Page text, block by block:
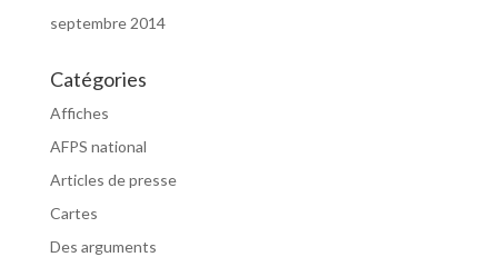
septembre 2014
Catégories
Affiches
AFPS national
Articles de presse
Cartes
Des arguments